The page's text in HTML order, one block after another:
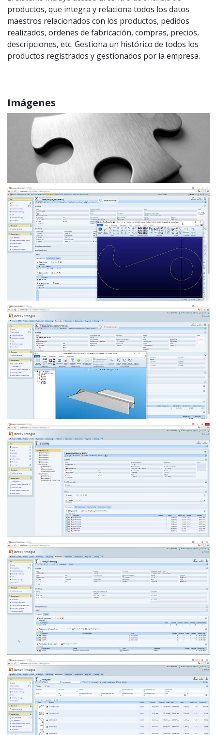
productos, que integra y relaciona todos los datos
maestros relacionados con los productos, pedidos
realizados, ordenes de fabricación, compras, precios,
descripciones, etc. Gestiona un histórico de todos los
productos registrados y gestionados por la empresa.
Imágenes